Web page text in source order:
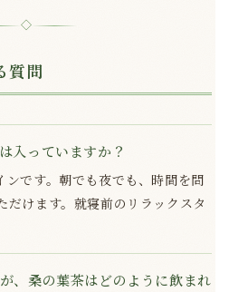
◇
質問
入っていますか？
ンです。朝でも夜でも、時間を問
だけます。就寝前のリラックスタ
、桑の葉茶はどのように飲まれ